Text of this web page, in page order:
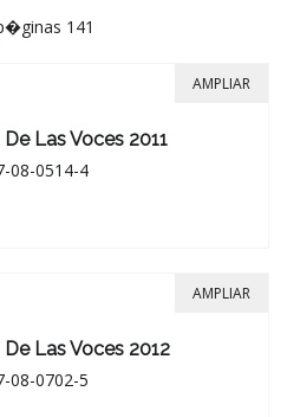
141
Las Voces 2011
08-0514-4
AMPLIAR
Las Voces 2012
08-0702-5
AMPLIAR